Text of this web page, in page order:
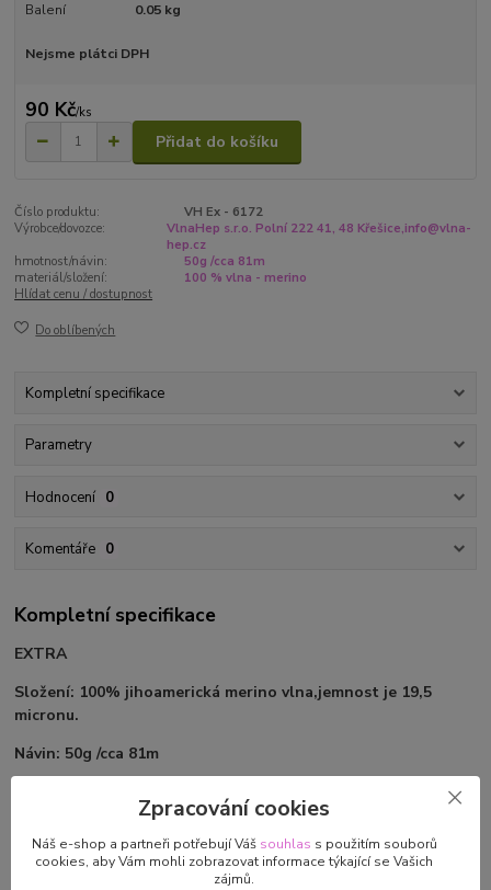
Balení
0.05 kg
Nejsme plátci DPH
90 Kč/ks
Přidat do košíku
Číslo produktu:
VH Ex - 6172
Výrobce/dovozce:
VlnaHep s.r.o. Polní 222 41, 48 Křešice,info@vlna-
hep.cz
hmotnost/návin:
50g /cca 81m
materiál/složení:
100 % vlna - merino
Hlídat cenu / dostupnost
Do oblíbených
Kompletní specifikace
Parametry
Hodnocení 0
Komentáře 0
Kompletní specifikace
EXTRA
Složení: 100% jihoamerická merino vlna,jemnost je 19,5
micronu.
Návin: 50g /cca 81m
zimní úplety jako jsou čepice, šály, svetry, vesty.
Zpracování cookies
Náš e-shop a partneři potřebují Váš souhlas s použitím souborů
cookies, aby Vám mohli zobrazovat informace týkající se Vašich
zájmů.